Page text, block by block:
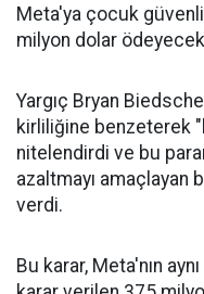
Meta'ya çocuk
milyon dolar ödeyecek
Yargıç Bryan
kirliliğine benzeterek
nitelendirdi ve bu
azaltmayı amaçlayan
verdi.
Bu karar, Meta'nın